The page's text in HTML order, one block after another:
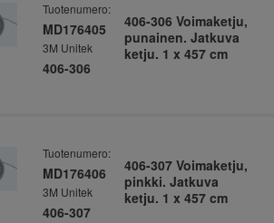
Tuotenumero:
MD176405
3M Unitek
406-306
406-306 Voimaketju,
punainen. Jatkuva
ketju. 1 x 457 cm
Tuotenumero:
MD176406
3M Unitek
406-307
406-307 Voimaketju,
pinkki. Jatkuva
ketju. 1 x 457 cm